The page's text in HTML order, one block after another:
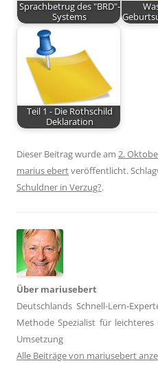
Sprachbetrug des "BRD"-
Systems
Teil 1 - Die Rothschild
Deklaration
Dieser Beitrag wurde am 2.
marius ebertveröffentlicht.
Schuldner in Verzug?.
Über mariusebert
Deutschlands Schnell-Lern-
Methode Spezialist für
Umsetzung
Alle Beiträge von mariusebert